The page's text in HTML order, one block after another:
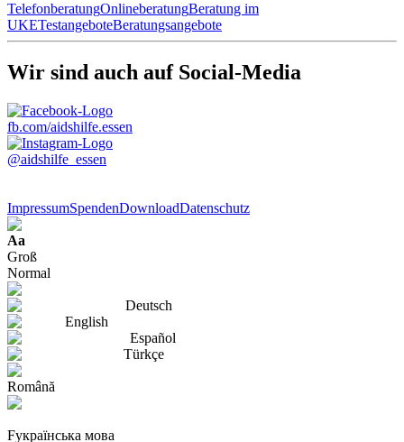
TelefonberatungOnlineberatungBeratung im
UKETestangeboteBeratungsangebote
Wir sind auch auf Social-Media
fb.com/aidshilfe.essen
@aidshilfe_essen
ImpressumSpendenDownloadDatenschutz
Aa
Groß
Normal
Deutsch
English
Español
Türkçe
Română
Fукраїнська мова